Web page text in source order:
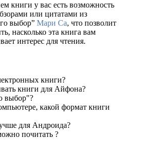
книги у вас есть возможность
или цитатами из
выбор” Мари Са, что позволит
насколько эта книга вам
интерес для чтения.
книги?
книги для Айфона?
выбор"?
какой формат книги
для Андроида?
почитать ?